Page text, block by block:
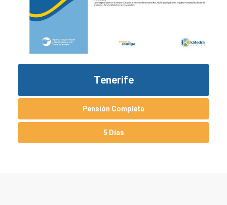
Tenerife
Pensión Completa
5 Días